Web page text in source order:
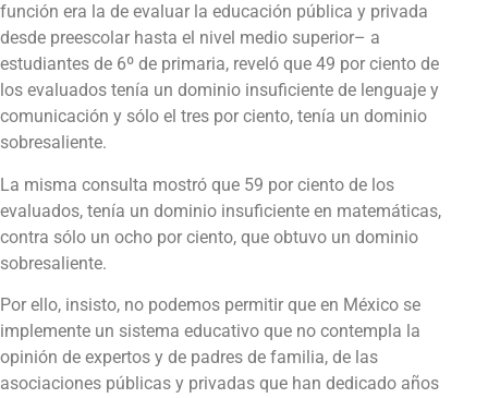
función era la de evaluar la educación pública y privada
desde preescolar hasta el nivel medio superior– a
estudiantes de 6º de primaria, reveló que 49 por ciento de
los evaluados tenía un dominio insuficiente de lenguaje y
comunicación y sólo el tres por ciento, tenía un dominio
sobresaliente.
La misma consulta mostró que 59 por ciento de los
evaluados, tenía un dominio insuficiente en matemáticas,
contra sólo un ocho por ciento, que obtuvo un dominio
sobresaliente.
Por ello, insisto, no podemos permitir que en México se
implemente un sistema educativo que no contempla la
opinión de expertos y de padres de familia, de las
asociaciones públicas y privadas que han dedicado años